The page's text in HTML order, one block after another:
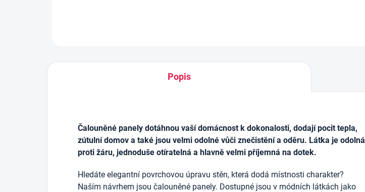
Popis
Čalouněné panely dotáhnou vaší domácnost k dokonalosti, dodají pocit tepla,
zútulní domov a také jsou velmi odolné vůči znečistění a oděru. Látka je odolná
proti žáru, jednoduše otíratelná a hlavně velmi příjemná na dotek.
Hledáte elegantní povrchovou úpravu stěn, která dodá místnosti charakter?
Naším návrhem jsou čalouněné panely. Dostupné jsou v módních látkách jako